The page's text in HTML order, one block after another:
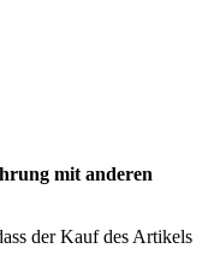
mit anderen
der Kauf des Artikels